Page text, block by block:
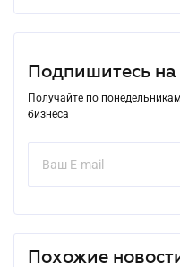
Подпишитесь на
Получайте по
бизнеса
Похожие